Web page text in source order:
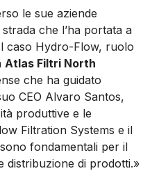
le sue aziende
che l’ha portata a
caso Hydro-Flow, ruolo
Atlas Filtri North
che ha guidato
CEO Alvaro Santos,
produttive e le
Filtration Systems e il
fondamentali per il
distribuzione di prodotti.»